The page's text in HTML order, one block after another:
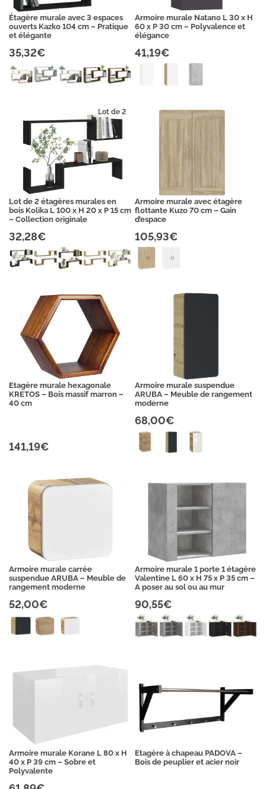
Étagère murale avec 3 espaces
ouverts Kazko 104 cm – Pratique
et élégante
35,32€
Armoire murale Natano L 30 x H
60 x P 30 cm – Polyvalence et
élégance
41,19€
Lot de 2
Lot de 2 étagères murales en
bois Kolika L 100 x H 20 x P 15 cm
– Collection originale
32,28€
Armoire murale avec étagère
flottante Kuzo 70 cm – Gain
d’espace
105,93€
Etagère murale hexagonale
KRETOS – Bois massif marron –
40 cm
141,19€
Armoire murale suspendue
ARUBA – Meuble de rangement
moderne
68,00€
Armoire murale carrée
suspendue ARUBA – Meuble de
rangement moderne
52,00€
Armoire murale 1 porte 1 étagère
Valentine L 60 x H 75 x P 35 cm –
A poser au sol ou au mur
90,55€
Armoire murale Korane L 80 x H
40 x P 39 cm – Sobre et
Polyvalente
Etagère à chapeau PADOVA –
Bois de peuplier et acier noir